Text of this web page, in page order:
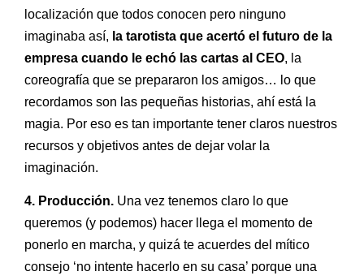
localización que todos conocen pero ninguno
imaginaba así, la tarotista que acertó el futuro de la
empresa cuando le echó las cartas al CEO, la
coreografía que se prepararon los amigos… lo que
recordamos son las pequeñas historias, ahí está la
magia. Por eso es tan importante tener claros nuestros
recursos y objetivos antes de dejar volar la
imaginación.
4. Producción. Una vez tenemos claro lo que
queremos (y podemos) hacer llega el momento de
ponerlo en marcha, y quizá te acuerdes del mítico
consejo ‘no intente hacerlo en su casa’ porque una